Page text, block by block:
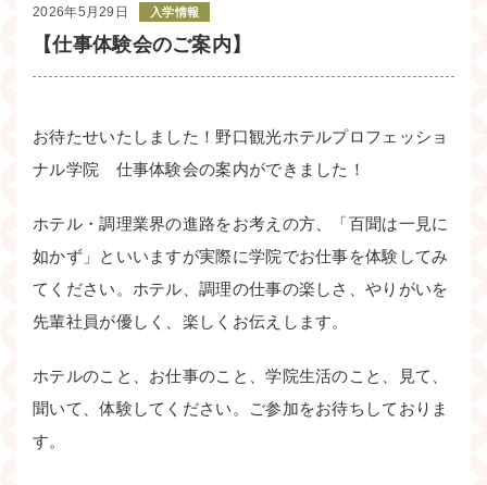
2026年5月29日 入学情報
【仕事体験会のご案内】
お待たせいたしました！野口観光ホテルプロフェッショ
ナル学院 仕事体験会の案内ができました！
ホテル・調理業界の進路をお考えの方、「百聞は一見に
如かず」といいますが実際に学院でお仕事を体験してみ
てください。ホテル、調理の仕事の楽しさ、やりがいを
先輩社員が優しく、楽しくお伝えします。
ホテルのこと、お仕事のこと、学院生活のこと、見て、
聞いて、体験してください。ご参加をお待ちしておりま
す。